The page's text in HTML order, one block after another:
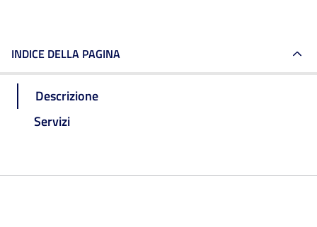
INDICE DELLA PAGINA
Descrizione
Servizi